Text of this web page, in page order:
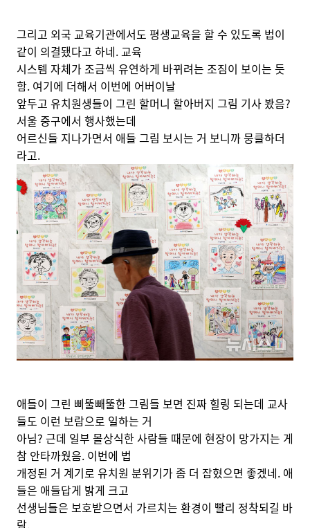
그리고 외국 교육기관에서도 평생교육을 할 수 있도록 법이
같이 의결됐다고 하네. 교육
시스템 자체가 조금씩 유연하게 바뀌려는 조짐이 보이는 듯
함. 여기에 더해서 이번에 어버이날
앞두고 유치원생들이 그린 할머니 할아버지 그림 기사 봤음?
서울 중구에서 행사했는데
어르신들 지나가면서 애들 그림 보시는 거 보니까 뭉클하더
라고.
애들이 그린 삐뚤빼뚤한 그림들 보면 진짜 힐링 되는데 교사
들도 이런 보람으로 일하는 거
아님? 근데 일부 몰상식한 사람들 때문에 현장이 망가지는 게
참 안타까웠음. 이번에 법
개정된 거 계기로 유치원 분위기가 좀 더 잡혔으면 좋겠네. 애
들은 애들답게 밝게 크고
선생님들은 보호받으면서 가르치는 환경이 빨리 정착되길 바